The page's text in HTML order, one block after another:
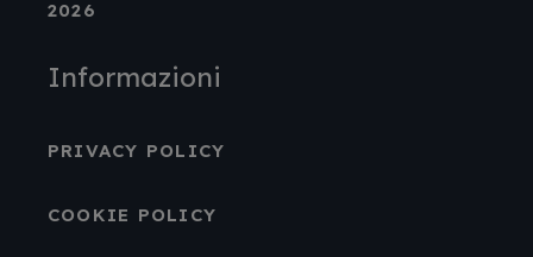
2026
Informazioni
PRIVACY POLICY
COOKIE POLICY